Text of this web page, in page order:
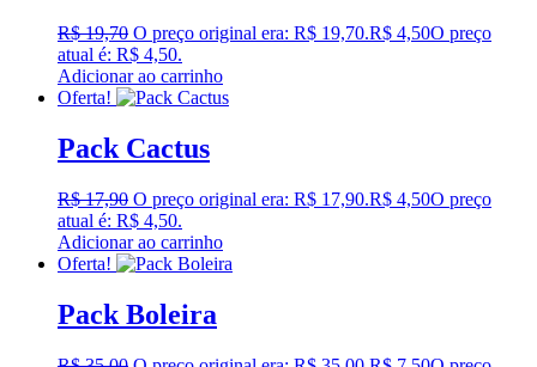
R$19,70 O preço original era: R$ 19,70.R$ 4,50O preço
atual é: R$ 4,50.
Adicionar ao carrinho
Oferta!
Pack Cactus
R$17,90 O preço original era: R$ 17,90.R$ 4,50O preço
atual é: R$ 4,50.
Adicionar ao carrinho
Oferta!
Pack Boleira